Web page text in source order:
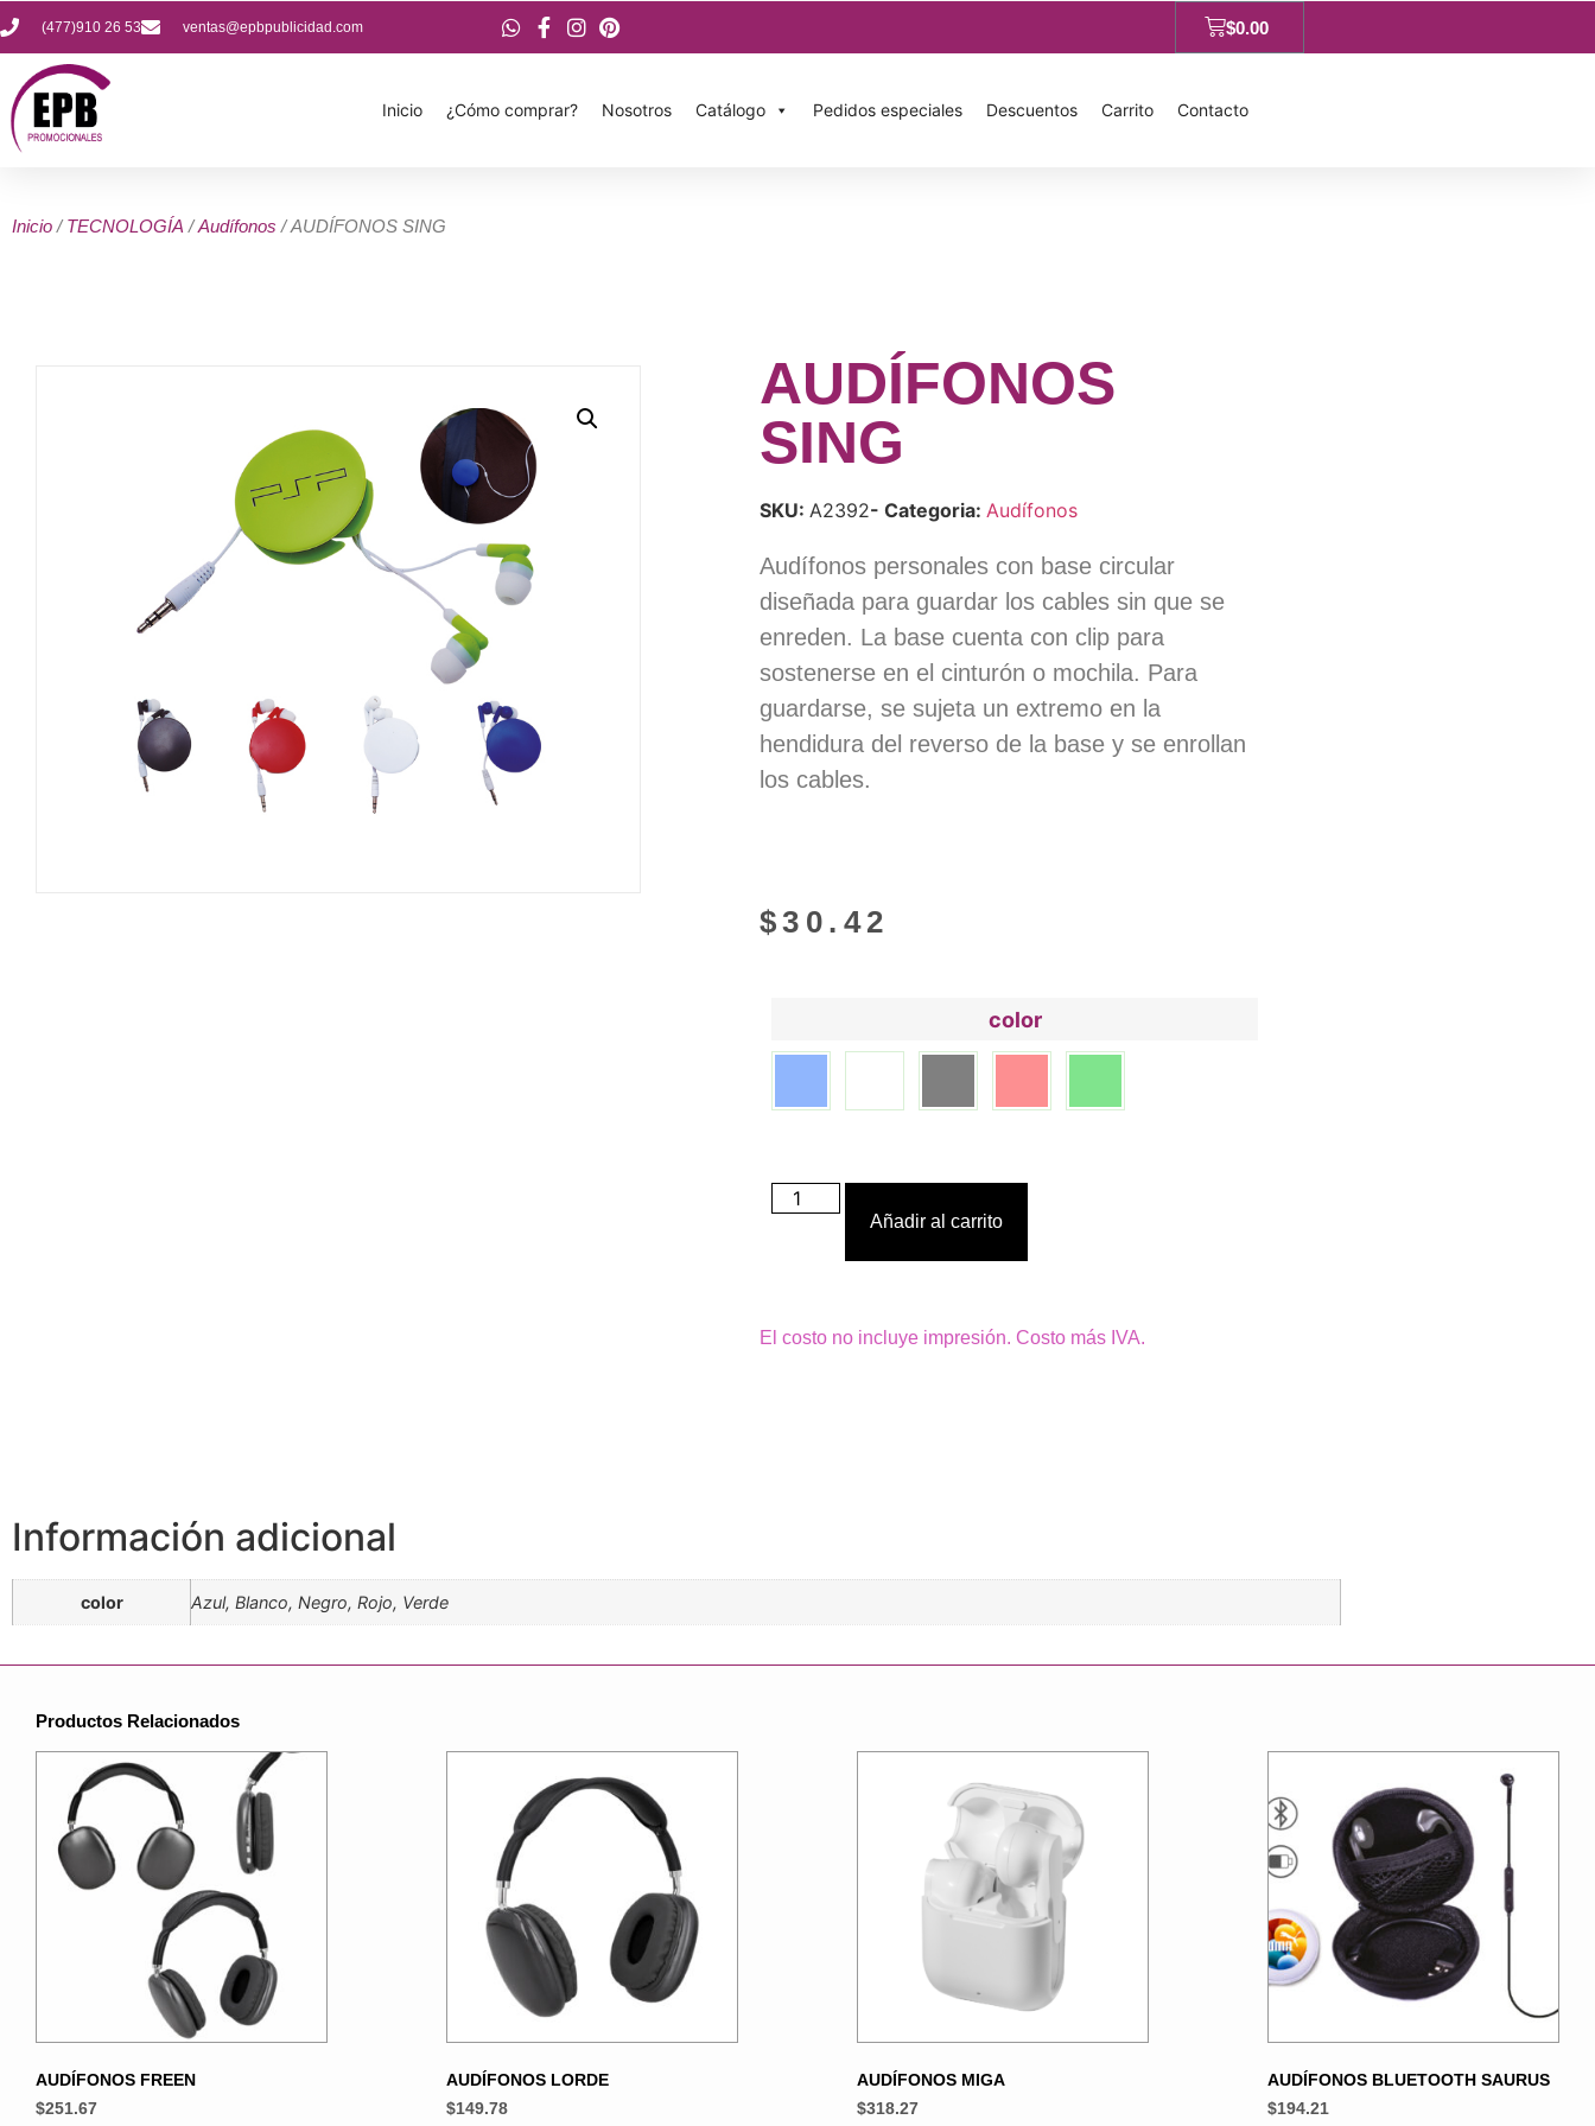
(477)910 26 53 ventas@epbpublicidad.com $0.00
Inicio ¿Cómo comprar? Nosotros Catálogo Pedidos especiales Descuentos Carrito Contacto
Inicio /TECNOLOGÍA /Audífonos / AUDÍFONOS SING
AUDÍFONOS
SING
SKU: A2392- Categoria: Audífonos
Audífonos personales con base circular
diseñada para guardar los cables sin que se
enreden. La base cuenta con clip para
sostenerse en el cinturón o mochila. Para
guardarse, se sujeta un extremo en la
hendidura del reverso de la base y se enrollan
los cables.
$30.42
color
Añadir al carrito
El costo no incluye impresión. Costo más IVA.
Información adicional
color Azul, Blanco, Negro, Rojo, Verde
Productos Relacionados
AUDÍFONOS FREEN
$251.67
AUDÍFONOS LORDE
$149.78
AUDÍFONOS MIGA
$318.27
AUDÍFONOS BLUETOOTH SAURUS
$194.21